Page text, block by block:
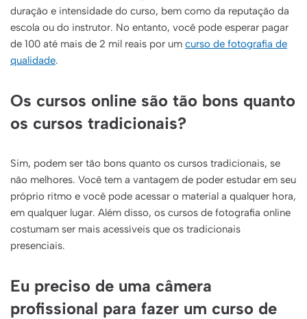
duração e intensidade do curso, bem como da reputação da
escola ou do instrutor. No entanto, você pode esperar pagar
de 100 até mais de 2 mil reais por um curso de fotografia de
qualidade.
Os cursos online são tão bons quanto
os cursos tradicionais?
Sim, podem ser tão bons quanto os cursos tradicionais, se
não melhores. Você tem a vantagem de poder estudar em seu
próprio ritmo e você pode acessar o material a qualquer hora,
em qualquer lugar. Além disso, os cursos de fotografia online
costumam ser mais acessíveis que os tradicionais
presenciais.
Eu preciso de uma câmera
profissional para fazer um curso de